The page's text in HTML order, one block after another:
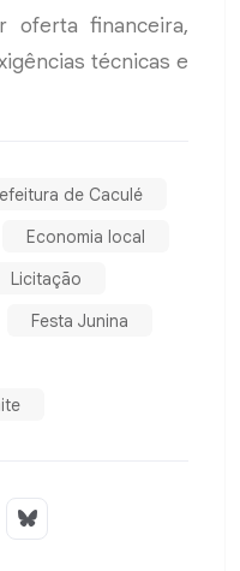
oferta financeira,
técnicas e
de Caculé
Economia local
Licitação
Festa Junina